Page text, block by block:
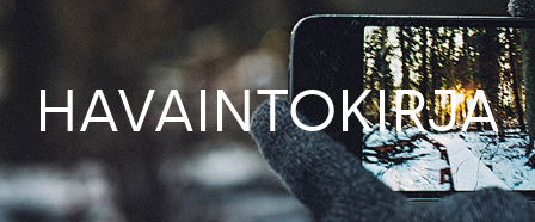
HAVAINTOKIRJA